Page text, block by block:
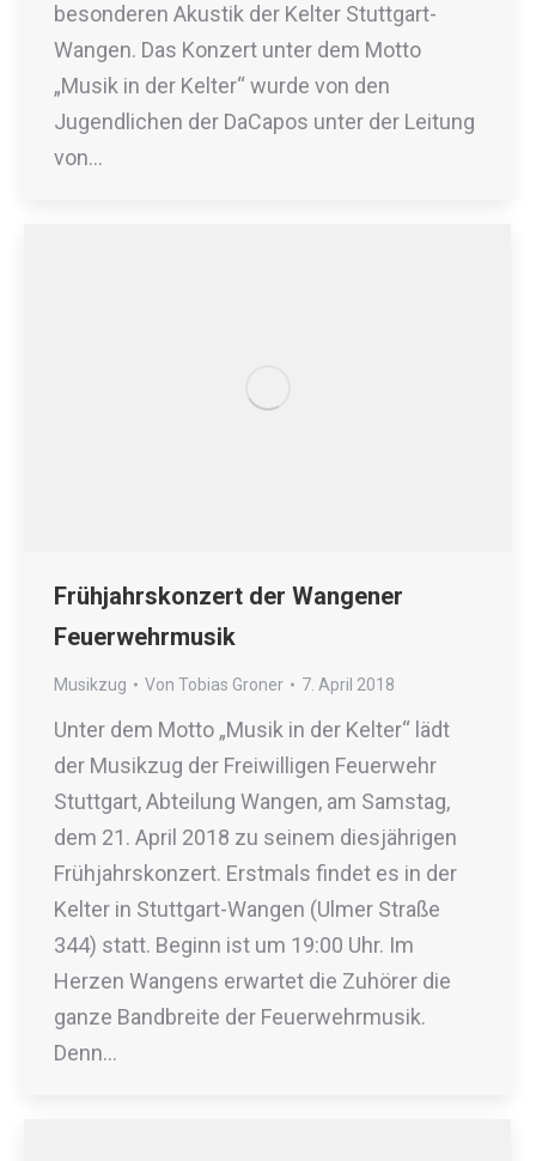
besonderen Akustik der Kelter Stuttgart-
Wangen. Das Konzert unter dem Motto
„Musik in der Kelter“ wurde von den
Jugendlichen der DaCapos unter der Leitung
von…
Frühjahrskonzert der Wangener
Feuerwehrmusik
Musikzug Von Tobias Groner 7. April 2018
Unter dem Motto „Musik in der Kelter“ lädt
der Musikzug der Freiwilligen Feuerwehr
Stuttgart, Abteilung Wangen, am Samstag,
dem 21. April 2018 zu seinem diesjährigen
Frühjahrskonzert. Erstmals findet es in der
Kelter in Stuttgart-Wangen (Ulmer Straße
344) statt. Beginn ist um 19:00 Uhr. Im
Herzen Wangens erwartet die Zuhörer die
ganze Bandbreite der Feuerwehrmusik.
Denn…